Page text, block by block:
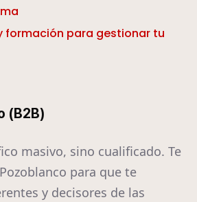
formación para gestionar tu
(B2B)
masivo, sino cualificado. Te
para que te
y decisores de las